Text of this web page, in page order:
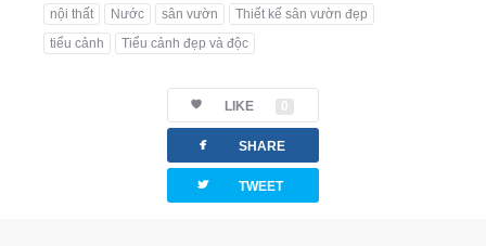
nội thất
Nước sân vườn
Thiết kế sân vườn đẹp
tiểu cảnh
Tiểu cảnh đẹp và độc
LIKE 0
facebook SHARE
twitterbird TWEET